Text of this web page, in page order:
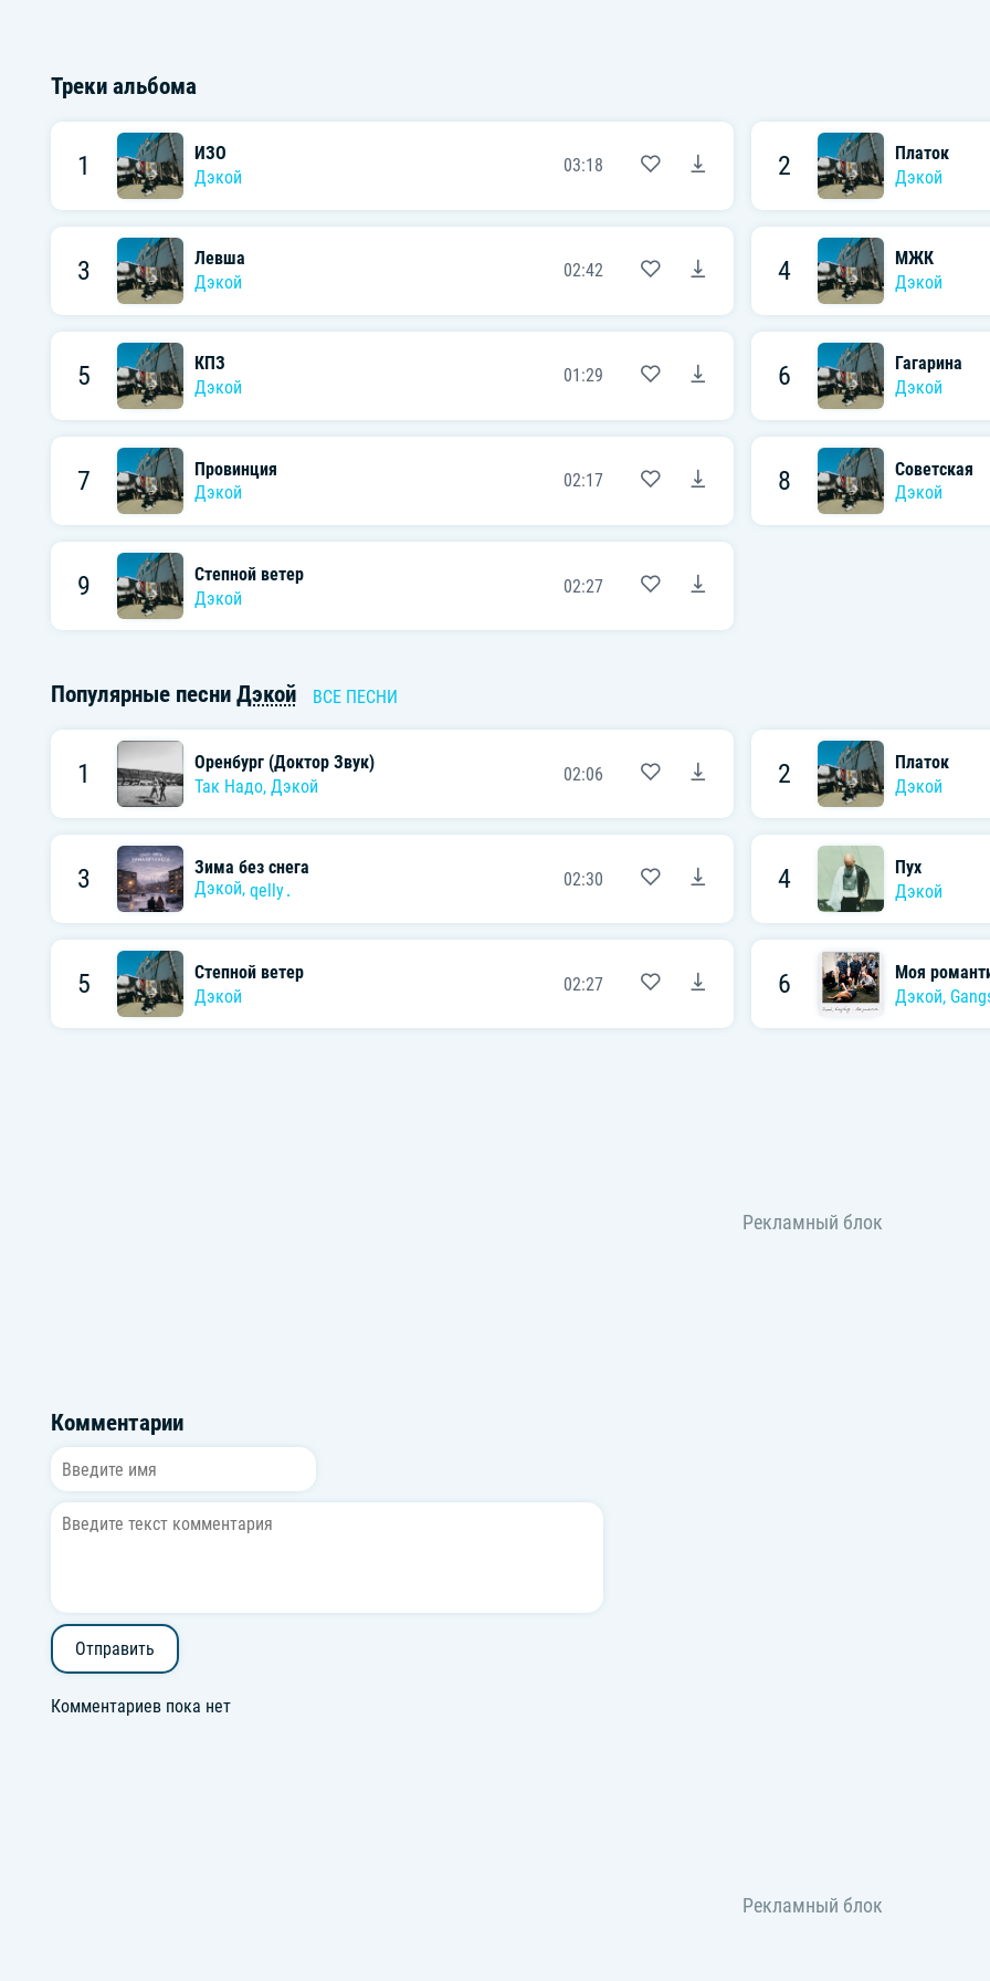
Треки альбома
1
ИЗО
Дэкой
03:18 2
Платок
Дэкой
3
Левша
Дэкой
02:42 4
МЖК
Дэкой
5
КПЗ
Дэкой
01:29 6
Гагарина
Дэкой
7
Провинция
Дэкой
02:17 8
Советская
Дэкой
9
Степной ветер
Дэкой
02:27
Популярные песни Дэкой ВСЕ ПЕСНИ
1
Оренбург (Доктор Звук)
Так Надо, Дэкой
02:06 2
Платок
Дэкой
3
Зима без снега
Дэкой, qelly․
02:30 4
Пух
Дэкой
5
Степной ветер
Дэкой
02:27 6
Моя
Дэкой,
Комментарии
Отправить
Комментариев пока нет